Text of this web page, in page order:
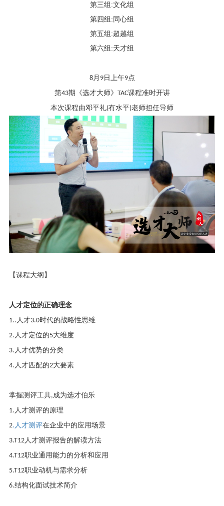
第三组 :文化组
第四组 :同心组
第五组 :超越组
第六组 :天才组
8月 9日上午9点
第43期《选才大师》 TAC课程准时开讲
本次课程由邓平礼(有水平)老师担任导师
【课程大纲】
人才定位的正确理念
1..人才3.0时代的战略性思维
2.人才定位的5大维度
3.人才优势的分类
4.人才匹配的2大要素
掌握测评工具,成为选才伯乐
1.人才测评的原理
2. 人才测评在企业中的应用场景
3.T12人才测评报告的解读方法
4.T12职业通用能力的分析和应用
5.T12职业动机与需求分析
6.结构化面试技术简介